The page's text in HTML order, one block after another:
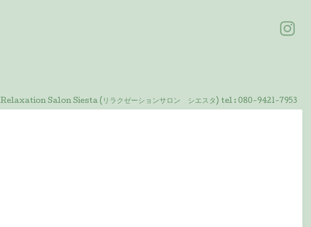
Relaxation Salon Siesta (リラクゼーションサロン シエスタ) tel : 080-9421-7953